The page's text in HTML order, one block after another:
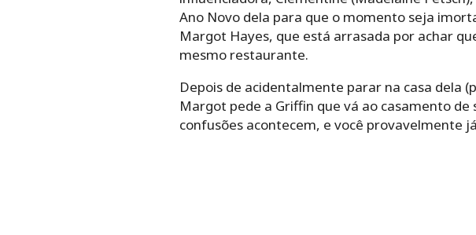
Ano Novo dela para que o momento seja
Margot Hayes, que está arrasada por achar
mesmo restaurante.
Depois de acidentalmente parar na casa dela
Margot pede a Griffin que vá ao casamento
confusões acontecem, e você provavelmente